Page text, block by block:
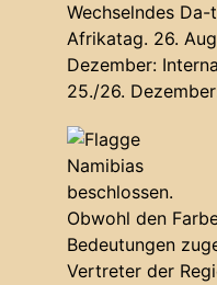
Wechselndes
Afrikatag. 26.
Dezember:
25./26.
beschlossen.
Obwohl den
Bedeutungen
Vertreter der